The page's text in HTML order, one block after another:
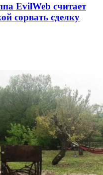
EvilWeb считает
сорвать сделку